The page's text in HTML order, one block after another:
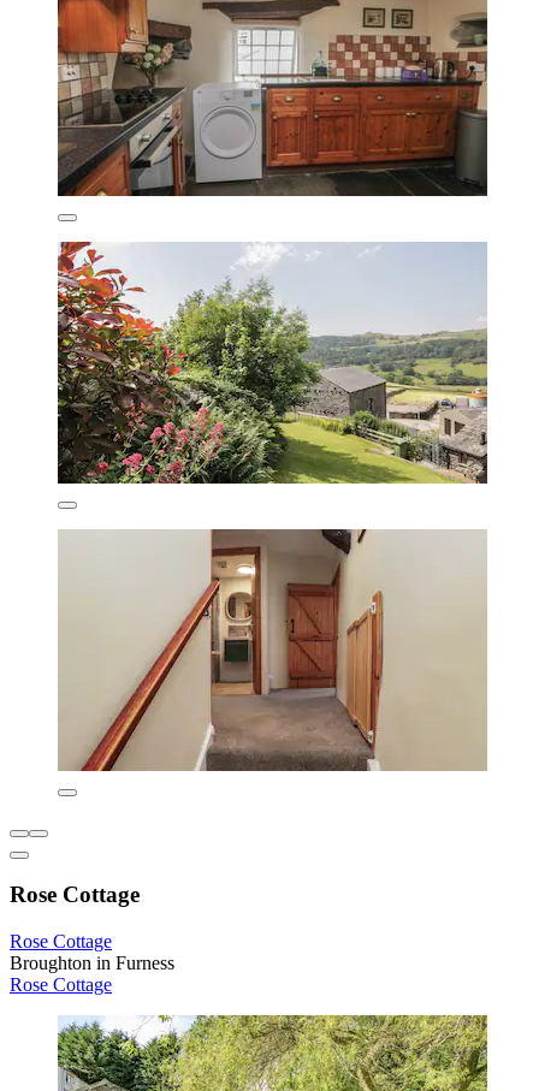
Rose Cottage
Rose Cottage
Broughton in Furness
Rose Cottage